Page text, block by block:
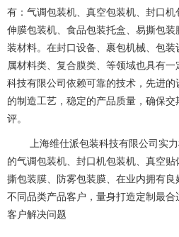
有：气调包装机、真空包装机、封口
伸膜包装机、食品包装托盒、易撕包
装材料。在封口设备、裹包机械、包
属材料类、复合膜类、等领域也具有
科技有限公司依赖可靠的技术，先进
的制造工艺，稳定的产品质量，确保
评。
上海维仕派包装科技有限公司实力
的气调包装机、封口机包装机、真空
撕包装膜、防雾包装膜、在业内拥有
不同品类产品客户，量身打造定制最
客户解决问题